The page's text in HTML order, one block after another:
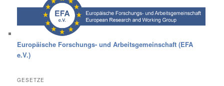
Europäische Forschungs- und Arbeitsgemeinschaft (EFA
e.V.)
GESETZE